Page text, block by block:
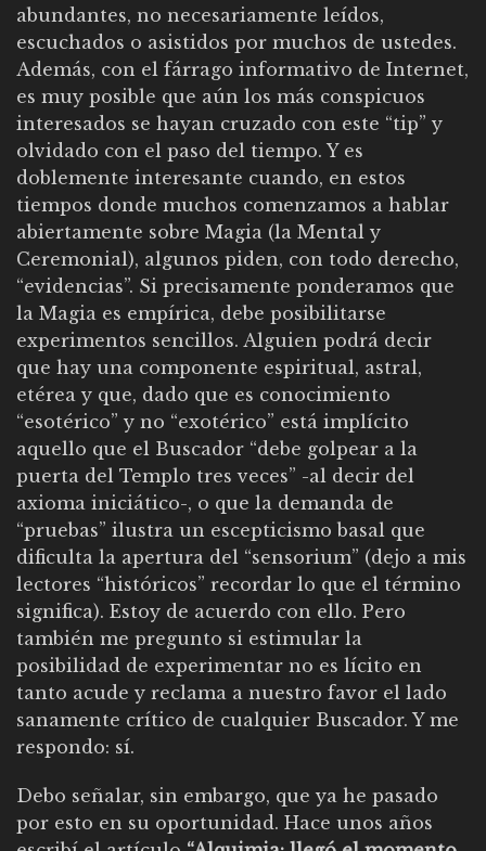
abundantes, no necesariamente leídos,
escuchados o asistidos por muchos de ustedes.
Además, con el fárrago informativo de Internet,
es muy posible que aún los más conspicuos
interesados se hayan cruzado con este “tip” y
olvidado con el paso del tiempo. Y es
doblemente interesante cuando, en estos
tiempos donde muchos comenzamos a hablar
abiertamente sobre Magia (la Mental y
Ceremonial), algunos piden, con todo derecho,
“evidencias”. Si precisamente ponderamos que
la Magia es empírica, debe posibilitarse
experimentos sencillos. Alguien podrá decir
que hay una componente espiritual, astral,
etérea y que, dado que es conocimiento
“esotérico” y no “exotérico” está implícito
aquello que el Buscador “debe golpear a la
puerta del Templo tres veces” -al decir del
axioma iniciático-, o que la demanda de
“pruebas” ilustra un escepticismo basal que
dificulta la apertura del “sensorium” (dejo a mis
lectores “históricos” recordar lo que el término
significa). Estoy de acuerdo con ello. Pero
también me pregunto si estimular la
posibilidad de experimentar no es lícito en
tanto acude y reclama a nuestro favor el lado
sanamente crítico de cualquier Buscador. Y me
respondo: sí.
Debo señalar, sin embargo, que ya he pasado
por esto en su oportunidad. Hace unos años